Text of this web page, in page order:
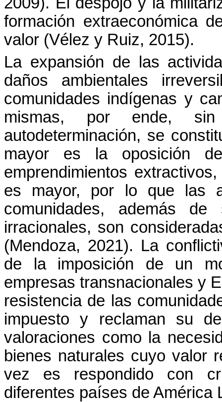
formación extraeconómica
valor (Vélez y Ruiz, 2015).
La expansión de las
daños ambientales
comunidades indígenas y
mismas, por ende,
autodeterminación, se
mayor es la oposición
emprendimientos
es mayor, por lo que las
comunidades, además
irracionales, son
(Mendoza, 2021). La
de la imposición de un
empresas transnacionales y
resistencia de las
impuesto y reclaman su
valoraciones como la
bienes naturales cuyo valor
vez es respondido con
diferentes países de América